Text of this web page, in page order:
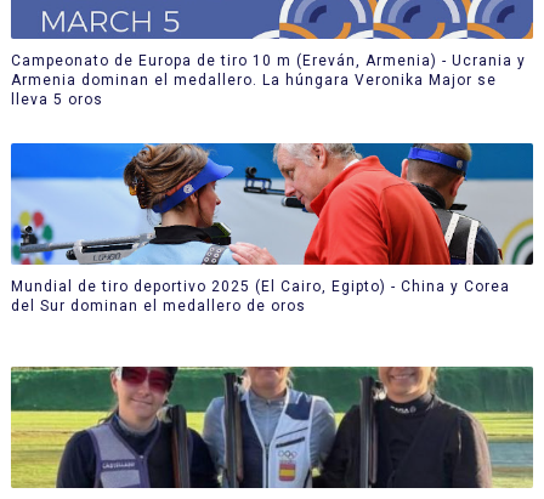
Campeonato de Europa de tiro 10 m (Ereván, Armenia) - Ucrania y
Armenia dominan el medallero. La húngara Veronika Major se
lleva 5 oros
Mundial de tiro deportivo 2025 (El Cairo, Egipto) - China y Corea
del Sur dominan el medallero de oros